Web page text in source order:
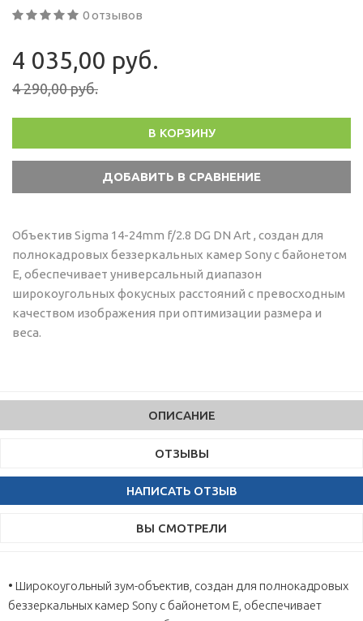
0 отзывов
4 035,00 руб.
4 290,00 руб.
В КОРЗИНУ
Объектив Sigma 14-24mm f/2.8 DG DN Art , создан для
полнокадровых беззеркальных камер Sony с байонетом
E, обеспечивает универсальный диапазон
широкоугольных фокусных расстояний с превосходным
качеством изображения при оптимизации размера и
веса.
ОПИСАНИЕ
ОТЗЫВЫ
НАПИСАТЬ ОТЗЫВ
ВЫ СМОТРЕЛИ
• Широкоугольный зум-объектив, создан для полнокадровых
беззеркальных камер Sony с байонетом E, обеспечивает